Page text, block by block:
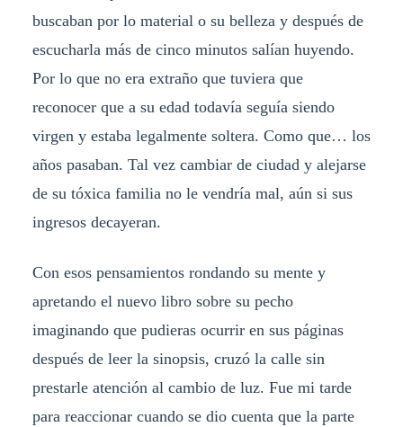
buscaban por lo material o su belleza y después de
escucharla más de cinco minutos salían huyendo.
Por lo que no era extraño que tuviera que
reconocer que a su edad todavía seguía siendo
virgen y estaba legalmente soltera. Como que… los
años pasaban. Tal vez cambiar de ciudad y alejarse
de su tóxica familia no le vendría mal, aún si sus
ingresos decayeran.
Con esos pensamientos rondando su mente y
apretando el nuevo libro sobre su pecho
imaginando que pudieras ocurrir en sus páginas
después de leer la sinopsis, cruzó la calle sin
prestarle atención al cambio de luz. Fue mi tarde
para reaccionar cuando se dio cuenta que la parte